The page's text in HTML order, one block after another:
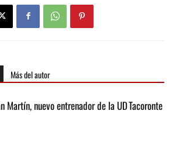
Más del autor
Martín, nuevo entrenador de la UD Tacoronte